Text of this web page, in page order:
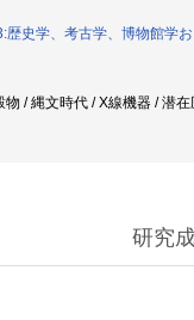
歴史学、考古学、博物館学
/ 縄文時代 / X線機器 / 潜
研究